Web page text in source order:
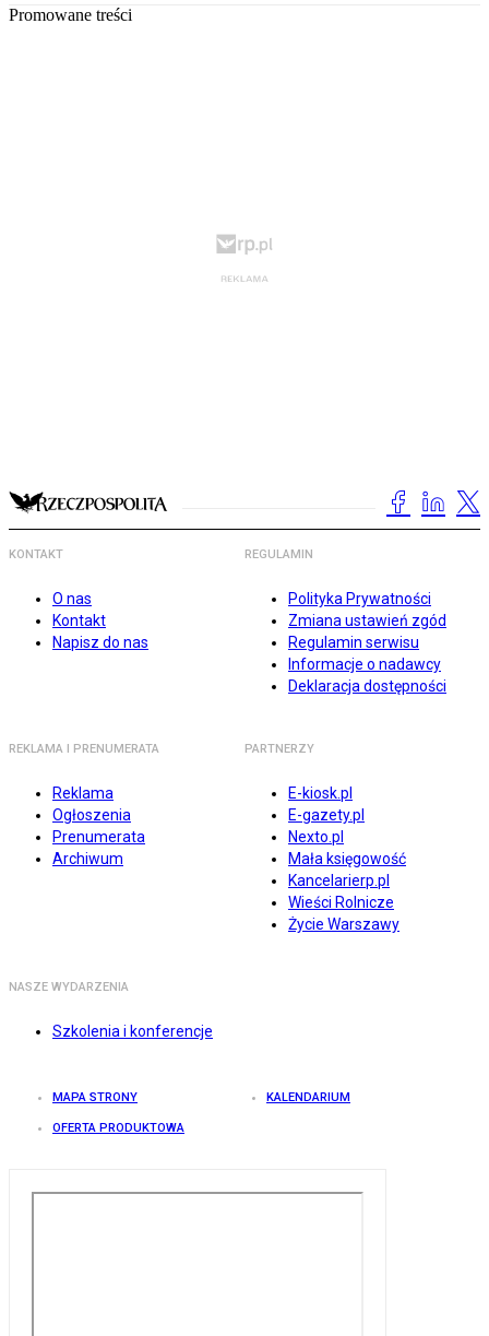
Promowane treści
KONTAKT
O nas
Kontakt
Napisz do nas
REGULAMIN
Polityka Prywatności
Zmiana ustawień zgód
Regulamin serwisu
Informacje o nadawcy
Deklaracja dostępności
REKLAMA I PRENUMERATA
Reklama
Ogłoszenia
Prenumerata
Archiwum
PARTNERZY
E-kiosk.pl
E-gazety.pl
Nexto.pl
Mała księgowość
Kancelarierp.pl
Wieści Rolnicze
Życie Warszawy
NASZE WYDARZENIA
Szkolenia i konferencje
MAPA STRONY KALENDARIUM
OFERTA PRODUKTOWA